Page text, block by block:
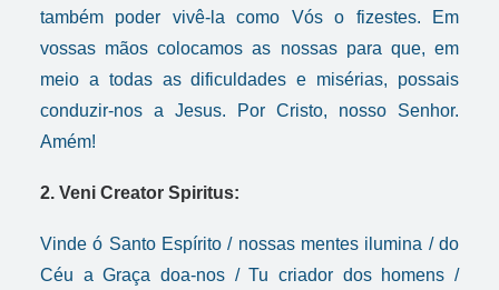
também poder vivê-la como Vós o fizestes. Em
vossas mãos colocamos as nossas para que, em
meio a todas as dificuldades e misérias, possais
conduzir-nos a Jesus. Por Cristo, nosso Senhor.
Amém!
2. Veni Creator Spiritus:
Vinde ó Santo Espírito / nossas mentes ilumina / do
Céu a Graça doa-nos / Tu criador dos homens /